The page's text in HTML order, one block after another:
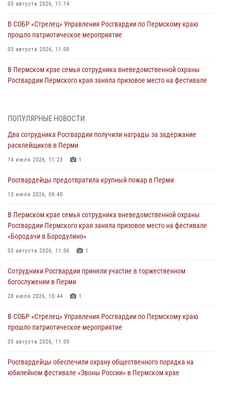
03 августа 2026, 11:14
В СОБР «Стрелец» Управления Росгвардии по Пермскому краю
прошло патриотическое мероприятие
03 августа 2026, 11:09
В Пермском крае семья сотрудника вневедомственной охраны
Росгвардии Пермского края заняла призовое место на фестивале
юных спортсменов
03 августа 2026, 10:59
30 июля 2026, 05:19
богослужении в Перми
28 июля 2026, 10:44
Росгвардейцы оказали силовую поддержку при задержании
28 июля 2026, 06:15
ПОПУЛЯРНЫЕ НОВОСТИ
Два сотрудника Росгвардии получили награды за задержание
расклейщиков в Перми
14 июля 2026, 11:23 1
Росгвардейцы предотвратила крупный пожар в Перми
13 июля 2026, 09:40
В Пермском крае семья сотрудника вневедомственной охраны
Росгвардии Пермского края заняла призовое место на фестивале
«Бородачи в Бородулино»
03 августа 2026, 11:06 1
Сотрудники Росгвардии приняли участие в торжественном
богослужении в Перми
28 июля 2026, 10:44 1
В СОБР «Стрелец» Управления Росгвардии по Пермскому краю
прошло патриотическое мероприятие
03 августа 2026, 11:09
Росгвардейцы обеспечили охрану общественного порядка на
юбилейном фестивале «Звоны России» в Пермском крае